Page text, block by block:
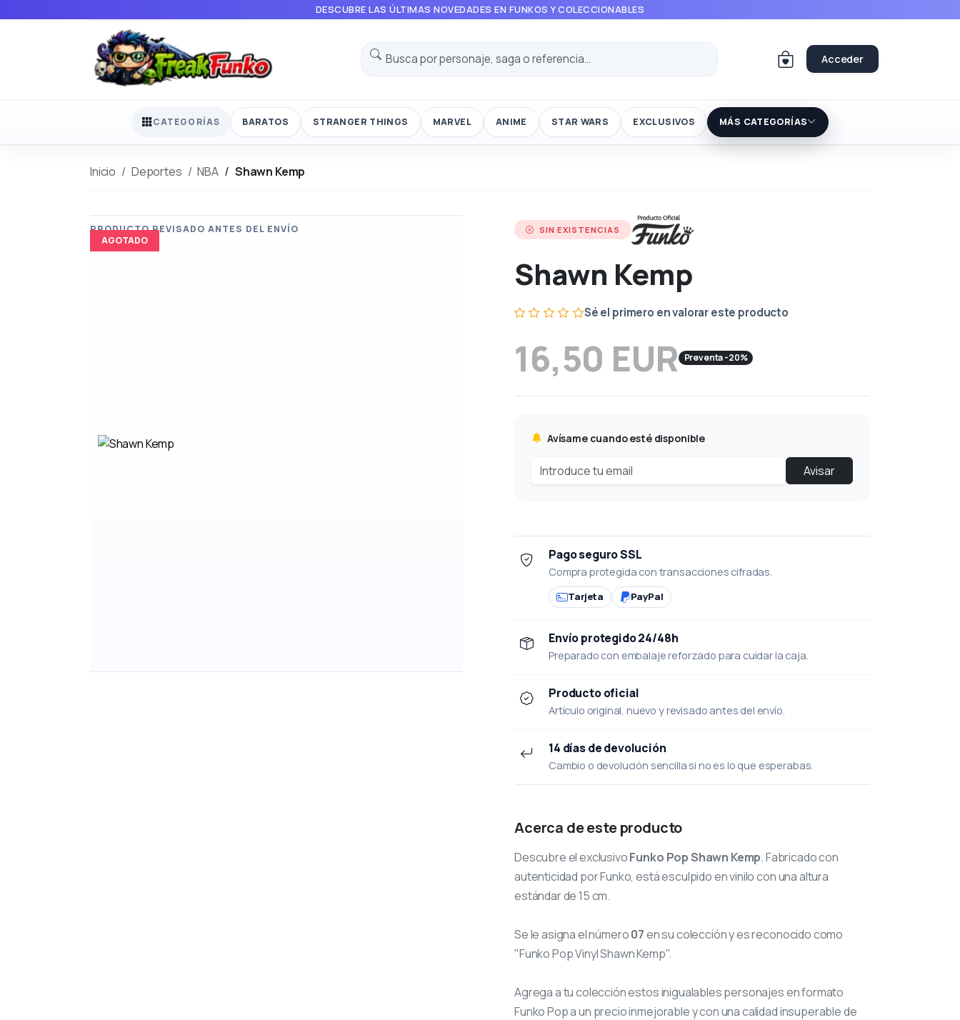
DESCUBRE LAS ÚLTIMAS NOVEDADES EN FUNKOS Y COLECCIONABLES
Acceder
CATEGORÍAS BARATOS STRANGER THINGS MARVEL ANIME STAR WARS EXCLUSIVOS MÁS CATEGORÍAS
Inicio Deportes NBA Shawn Kemp
AGOTADO
SIN EXISTENCIAS
Shawn Kemp
Sé el primero en valorar este producto
16,50 EUR Preventa -20%
Avísame cuando esté disponible
Avisar
Pago seguro SSL
Compra protegida con transacciones cifradas.
Tarjeta PayPal
Envío protegido 24/48h
Preparado con embalaje reforzado para cuidar la caja.
Producto oficial
Artículo original, nuevo y revisado antes del envío.
14 días de devolución
Cambio o devolución sencilla si no es lo que esperabas.
Acerca de este producto
Descubre el exclusivoFunko Pop Shawn Kemp. Fabricado con
autenticidad por Funko, está esculpido en vinilo con una altura
estándar de 15 cm.
Se le asigna el número07en su colección y es reconocido como
"Funko Pop Vinyl Shawn Kemp".
Agrega a tu colección estos inigualables personajes en formato
Funko Pop a un precio inmejorable y con una calidad insuperable de